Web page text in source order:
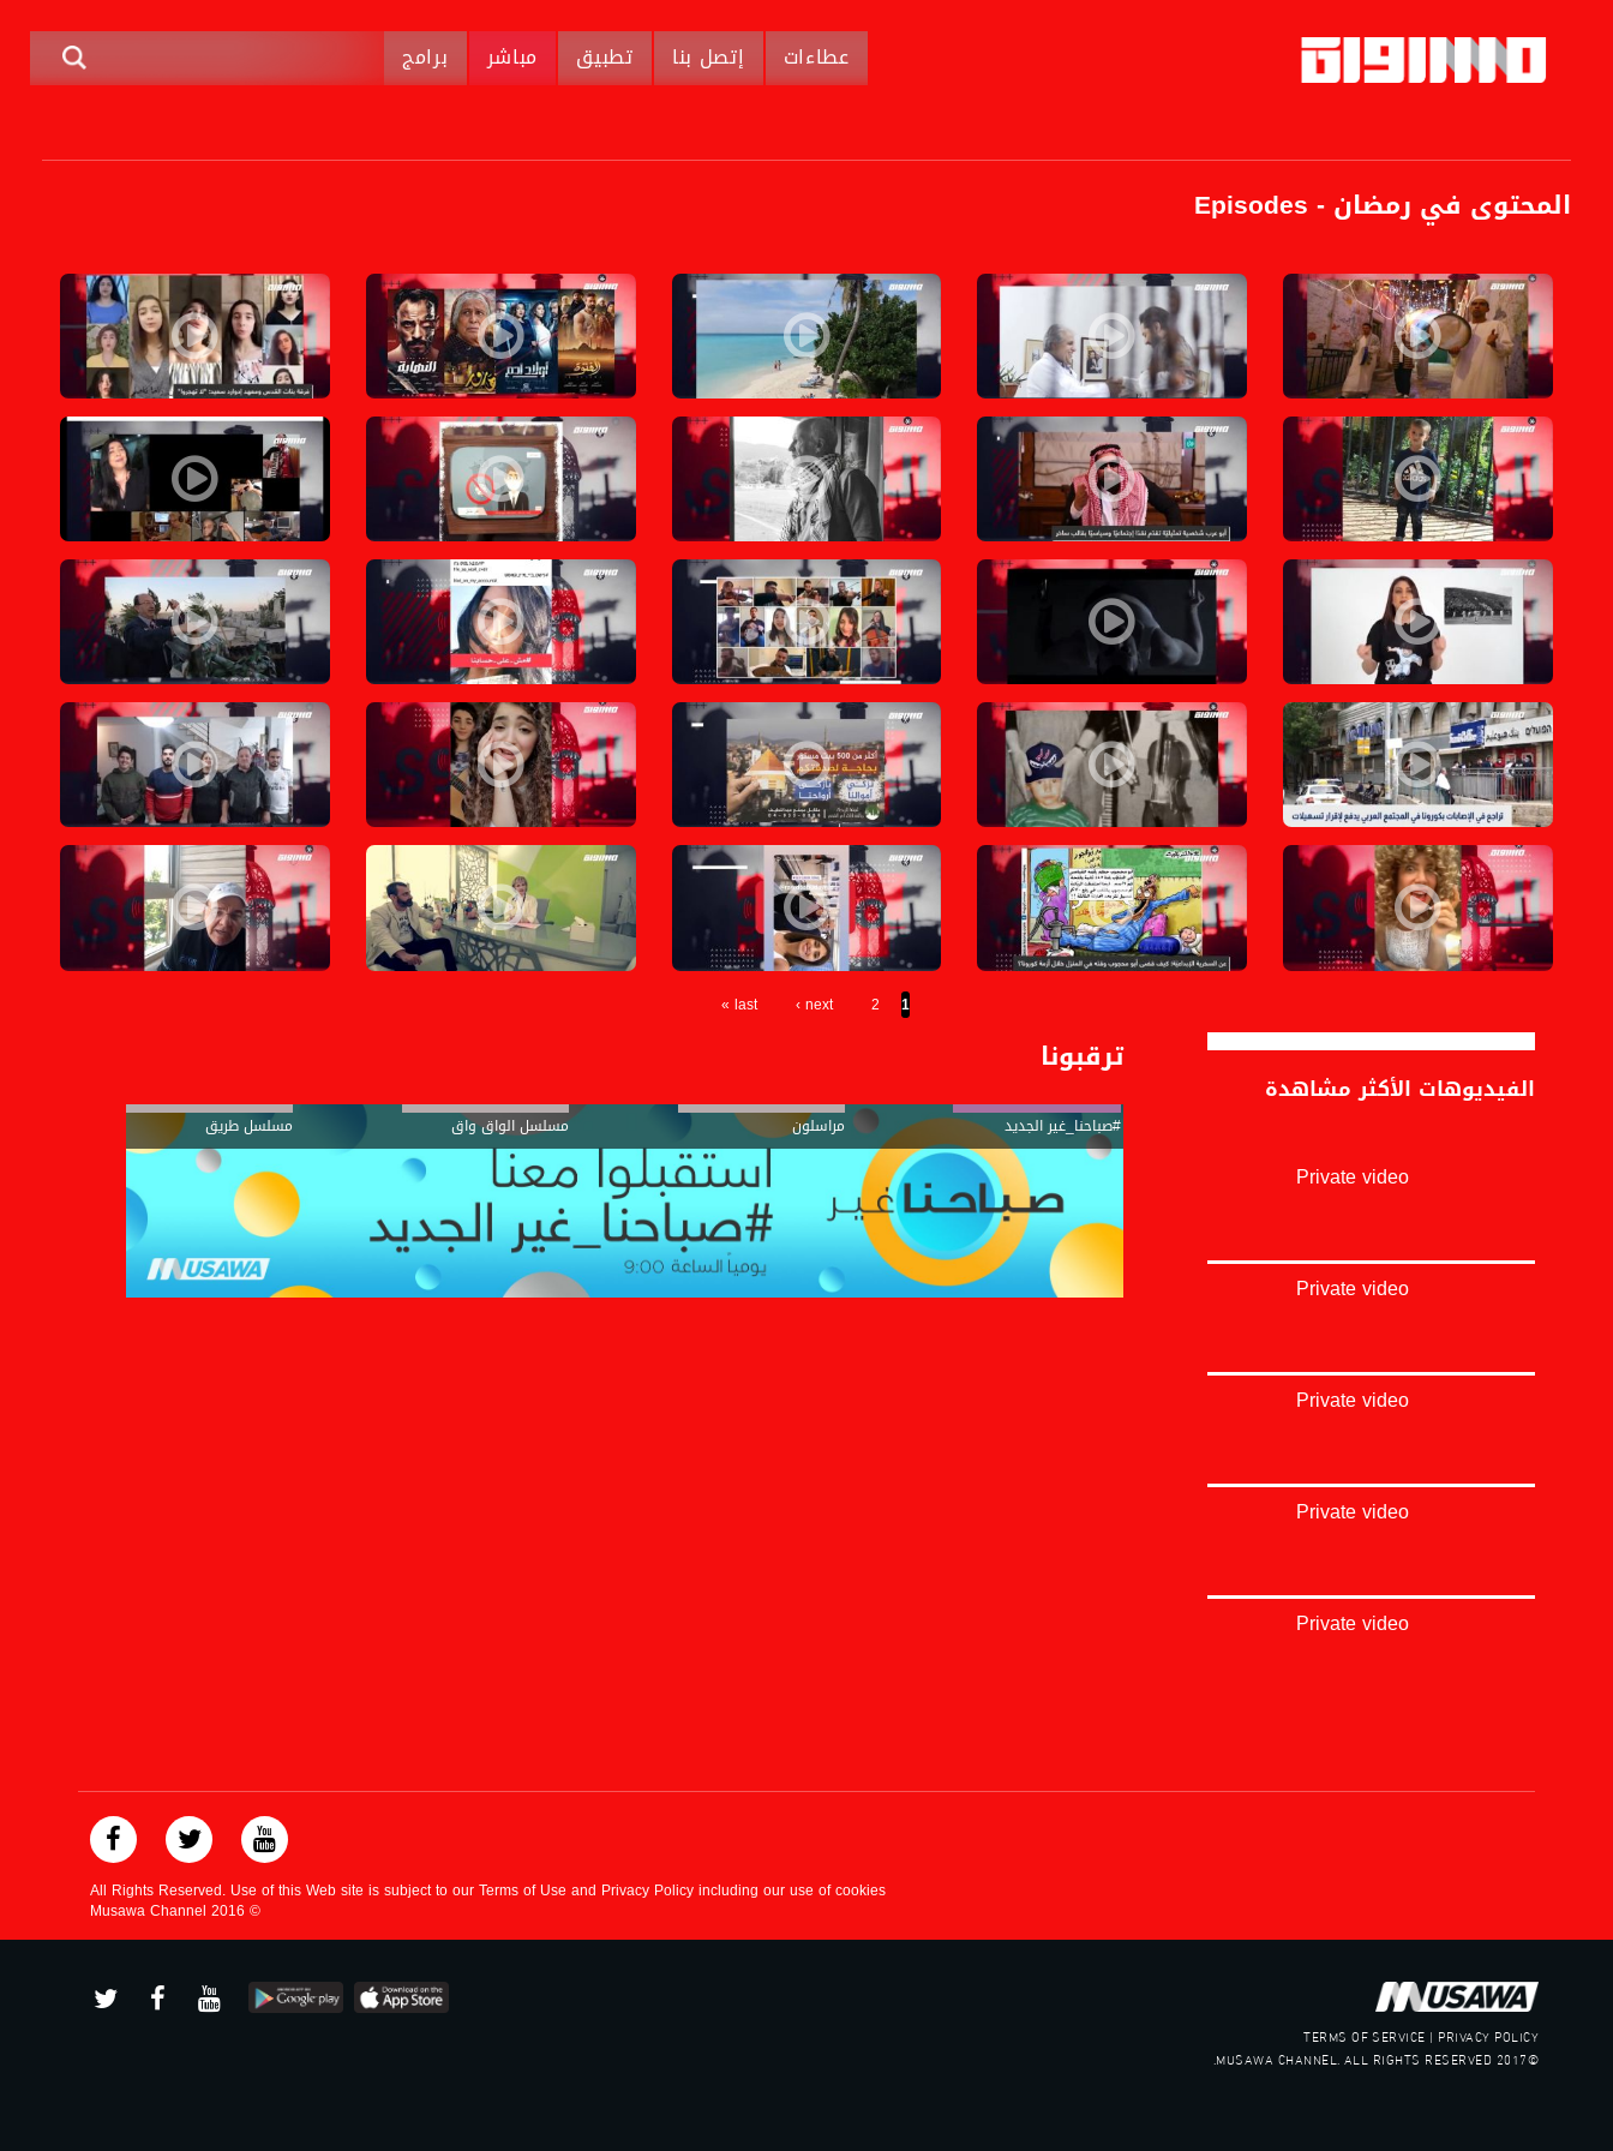
عطاءات إتصل بنا تطبيق مباشر برامج
المحتوى في رمضان - Episodes
كيف تودع نساء فلسطين شهر رمضان؟ ،الكاملة،المحتوى في رمضان،حلقة 29نجل العملاق صباح فخري يهديه أغنية: "لعيونك.." ضمن مشروع "حديث.. أصيل"،الكاملة،المحتوى في رمضان،28
بتكلفة مئتي دولار فقط رحالة فلسطيني قضى خمس ايام بجزر المالديف ،الكاملة،المحتوى في رمضان،27
بين عشرات الأعمال الدرامية الرمضانية: من هو الفائز الأكبر بهالموسم؟،الكاملة،المحتوى في
بنات القدس تغنيّن لا تهجروا بالتزامن مع ذكرى
عائلة أبو حمد فقدت طفلها وقررت التبرع بأعضاءه فأعادوا البصر لمسنة بعمر95،الكاملة،المحتوى في رمضان،23أبو عرب وجد حل لمشكلة الفقر وبحاجة لأصواتكم!،الكاملة،المحتوى في رمضان،حلقة 22وجوه وشخصيات من فلسطين والعالم بالكوفية على الشبكات الإجتماعيّة،الكاملة،المحتوى في رمضان،حلقة 21
" من أنت يا كورونا" قصة تشرح للأطفال قصة الفيروس المُستجد،الكاملة،المحتوى في
أمل وفراس: يبدعان معًا ليوزعّا الأمل
هدى زين الدين إعلامية فلسطينية وكابتن ماجد في الوقت نفسه،الكاملة،المحتوى في رمضان،حلقة 18
صوت عربي ما بمشي عالطريق المرسوم هاني متواسي في المحتوى،الكاملة،المحتوى في رمضان،حلقة 17
رائعة الرحابنة: شالك رفرف بالحارة بنسخة ٢٠٢٠،الكاملة،المحتوى في رمضان،حلقة 16 نساء البلاد تحذركم نمرقها بس مش على حسابنا ،الكاملة،المحتوى في رمضان،حلقة 15
عائلة صندوقة مسؤولة عن ضرب مدفع الأقصى في رمضان من ١٢٠
المجتمع العربي إلى خروج تدريجي من حالة الطوارئ ،الكاملة،بانوراما مساواة ،07.05.2020،قناة مساواةنو فير - أغنية عن الخوف يطلقها تامر نفّار في لايف على إنستاجرام،الكاملة،المحتوى في رمضان،حلقة 13
حملة ابداعية لايصال رسائل الزكاة،الكاملة،المحتوى في رمضان،حلقة 12ساندرا حاج وجدتها: شهرين محجورات سوا،الكاملة،المحتوى في رمضان،حلقة 11
مونتير بخلص من الشغل وبشتغل
حملة لمقاطعة mbc بين الأغنية من المنزل وجنونيات التيك توك.،الحلقة - 9 عماد حجاج وابو محجوب كيف تأثر من ازمة كورونا،الكاملة،المحتوى في رمضان،الحلقة - 8عائلة ابو داوود عم تستنى تخف الاوضاع وبتستعد لتعود ،الكاملة،المحتوى في رمضان،حلقة7
جننتونا بهيستيريا كورونا-كليب لطبيبة كويتية فلسطينية مع معلومات
الفنانين أول من ترك سوق العمل بسبب
Pages
1
2
next ›
last »
ترقبونا
#صباحنا_غير الجديد مراسلون مسلسل الواق واق مسلسل طريق
الفيديوهات الأكثر مشاهدة
Private video
Private video
Private video
Private video
Private video
All Rights Reserved. Use of this Web site is subject to our Terms of Use and Privacy Policy including our use of cookies
©
2016
TERMS OF SERVICE | PRIVACY POLICY
©2017 MUSAWA CHANNEL. ALL RIGHTS RESERVED.